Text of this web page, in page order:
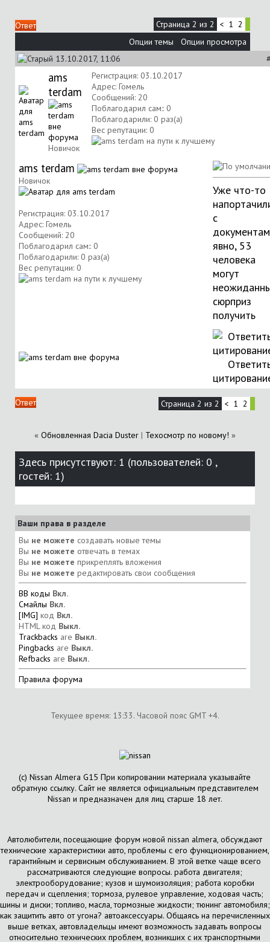
Ответ Страница 2 из 2 < 1 2
Опции темы
Опции просмотра
13.10.2017, 11:06
ams
terdam
Новичок
Регистрация: 03.10.2017
Адрес: Гомель
Сообщений: 20
Поблагодарил сам:: 0
Поблагодарили: 0 раз(а)
Вес репутации: 0
ams terdam
Новичок
Регистрация: 03.10.2017
Адрес: Гомель
Сообщений: 20
Поблагодарил сам:: 0
Поблагодарили: 0 раз(а)
Вес репутации: 0
Уже что-то
с
явно, 53
человека
могут
сюрприз
получить
Ответ Страница 2 из 2 < 1 2
« Обновленная Dacia Duster | Техосмотр по новому! »
Здесь присутствуют: 1 (пользователей: 0 ,
гостей: 1)
Ваши права в разделе
Вы не можете создавать новые темы
Вы не можете отвечать в темах
Вы не можете прикреплять вложения
Вы не можете редактировать свои сообщения
BB коды Вкл.
Смайлы Вкл.
[IMG] код Вкл.
HTML код Выкл.
Trackbacks are Выкл.
Pingbacks are Выкл.
Refbacks are Выкл.
Правила форума
Текущее время: 13:33. Часовой пояс GMT +4.
(с) Nissan Almera G15 При копировании материала указывайте
обратную ссылку. Сайт не является официальным представителем
Nissan и предназначен для лиц старше 18 лет.
Автолюбители, посещающие форум новой nissan almera, обсуждают
технические характеристики авто, проблемы с его функционированием,
гарантийным и сервисным обслуживанием. В этой ветке чаще всего
рассматриваются следующие вопросы. работа двигателя;
электрооборудование; кузов и шумоизоляция; работа коробки
передач и сцепления; тормоза, рулевое управление, ходовая часть;
шины и диски; топливо, масла, тормозные жидкости; тюнинг автомобиля;
как защитить авто от угона? автоаксессуары. Общаясь на перечисленных
выше ветках, автовладельцы имеют возможность задавать вопросы
относительно технических проблем, возникших с их транспортными